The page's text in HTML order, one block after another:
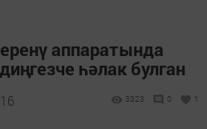
аппаратында
һәлак булган
3323 0 1